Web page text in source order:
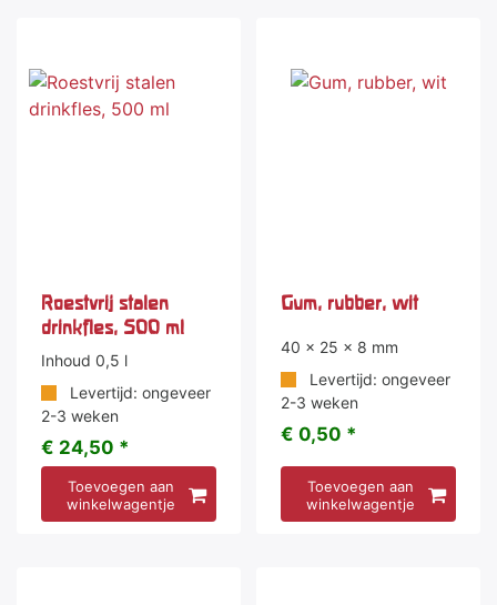
Roestvrij stalen
drinkfles, 500 ml
Inhoud 0,5 l
Levertijd: ongeveer
2-3 weken
€ 24,50 *
Toevoegen aan
winkelwagentje
Gum, rubber, wit
40 x 25 x 8 mm
Levertijd: ongeveer
2-3 weken
€ 0,50 *
Toevoegen aan
winkelwagentje